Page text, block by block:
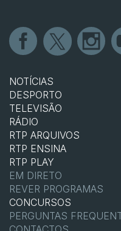
NOTÍCIAS
DESPORTO
TELEVISÃO
RÁDIO
RTP ARQUIVOS
RTP ENSINA
RTP PLAY
EM DIRETO
REVER PROGRAMAS
CONCURSOS
PERGUNTAS